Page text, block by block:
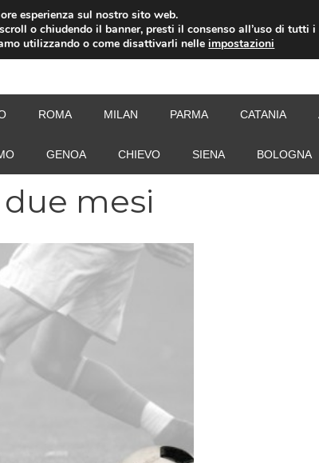
ROMA MILAN PARMA CATANIA
GENOA CHIEVO SIENA BOLOGNA
mesi
esperienza sul nostro sito web.
o chiudendo il banner, presti il consenso all’uso di tutti
utilizzando o come disattivarli nelleimpostazioni